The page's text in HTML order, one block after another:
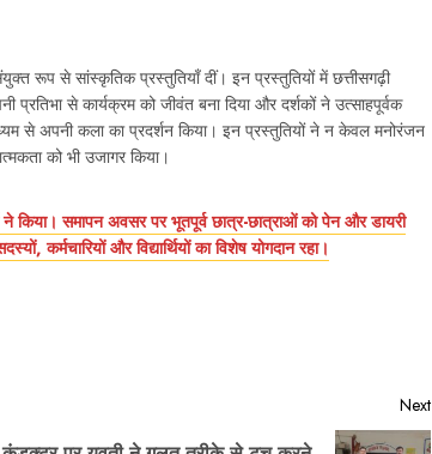
रूप से सांस्कृतिक प्रस्तुतियाँ दीं। इन प्रस्तुतियों में छत्तीसगढ़ी
से कार्यक्रम को जीवंत बना दिया और दर्शकों ने उत्साहपूर्वक
से अपनी कला का प्रदर्शन किया। इन प्रस्तुतियों ने न केवल मनोरंजन
को भी उजागर किया।
किया। समापन अवसर पर भूतपूर्व छात्र-छात्राओं को पेन और डायरी
कर्मचारियों और विद्यार्थियों का विशेष योगदान रहा।
Next